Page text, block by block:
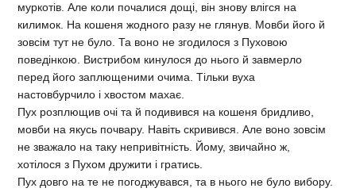
муркотів. Але коли почалися дощі, він знову влігся на
килимок. На кошеня жодного разу не глянув. Мовби його й
зовсім тут не було. Та воно не згодилося з Пуховою
поведінкою. Вистрибом кинулося до нього й завмерло
перед його заплющеними очима. Тільки вуха
настовбурчило і хвостом махає.
Пух розплющив очі та й подивився на кошеня бридливо,
мовби на якусь почвару. Навіть скривився. Але воно зовсім
не зважало на таку непривітність. Йому, звичайно ж,
хотілося з Пухом дружити і гратись.
Пух довго на те не погоджувався, та в нього не було вибору.